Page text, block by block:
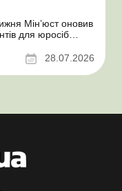
Мін’юст оновив
для юросіб
бронювання У
що потрібно
28.07.2026